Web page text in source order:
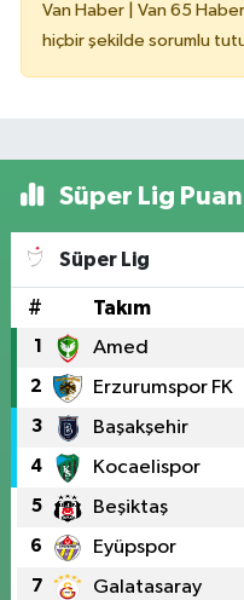
Van Haber | Van 65
hiçbir şekilde sorumlu
Süper Lig
Süper Lig
# Takım
1 Amed
2 Erzurumspor FK
3 Başakşehir
4 Kocaelispor
5 Beşiktaş
6 Eyüpspor
7 Galatasaray